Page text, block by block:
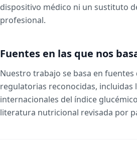
dispositivo médico ni un sustituto
profesional.
Fuentes en las que nos
Nuestro trabajo se basa en fuentes
regulatorias reconocidas, incluidas
internacionales del índice glucémico,
literatura nutricional revisada por